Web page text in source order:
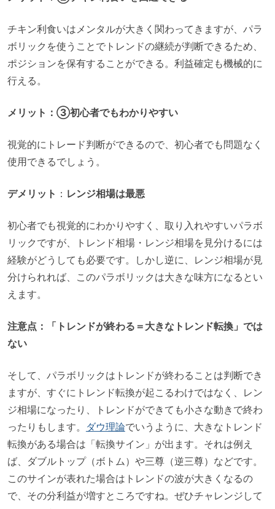
チキン利食いはメンタルが大きく関わってきますが、パラ
ボリックを使うことでトレンドの継続が判断できるため、
ポジションを保有することができる。利益確定も機械的に
行える。
メリット ：③初心者でもわかりやすい
視覚的にトレード判断ができるので、初心者でも問題なく
使用できるでしょう。
デメリット ： レンジ相場は最悪
初心者でも視覚的にわかりやすく、取り入れやすいパラボ
リックですが、トレンド相場・レンジ相場を見分けるには
経験がどうしても必要です。しかし逆に、レンジ相場が見
分けられれば、このパラボリックは大きな味方になるとい
えます。
注意点：「トレンドが終わる＝大きなトレンド転換」では
ない
そして、パラボリックはトレンドが終わることは判断でき
ますが、すぐにトレンド転換が起こるわけではなく、レン
ジ相場になったり、トレンドができても小さな動きで終わ
ったりもします。
ダウ理論でいうように、大きなトレンド
転換がある場合は「転換サイン」が出ます。それは例え
ば、ダブルトップ（ボトム）や三尊（逆三尊）などです。
このサインが表れた場合はトレンドの波が大きくなるの
で、その分利益が増すところですね。ぜひチャレンジして